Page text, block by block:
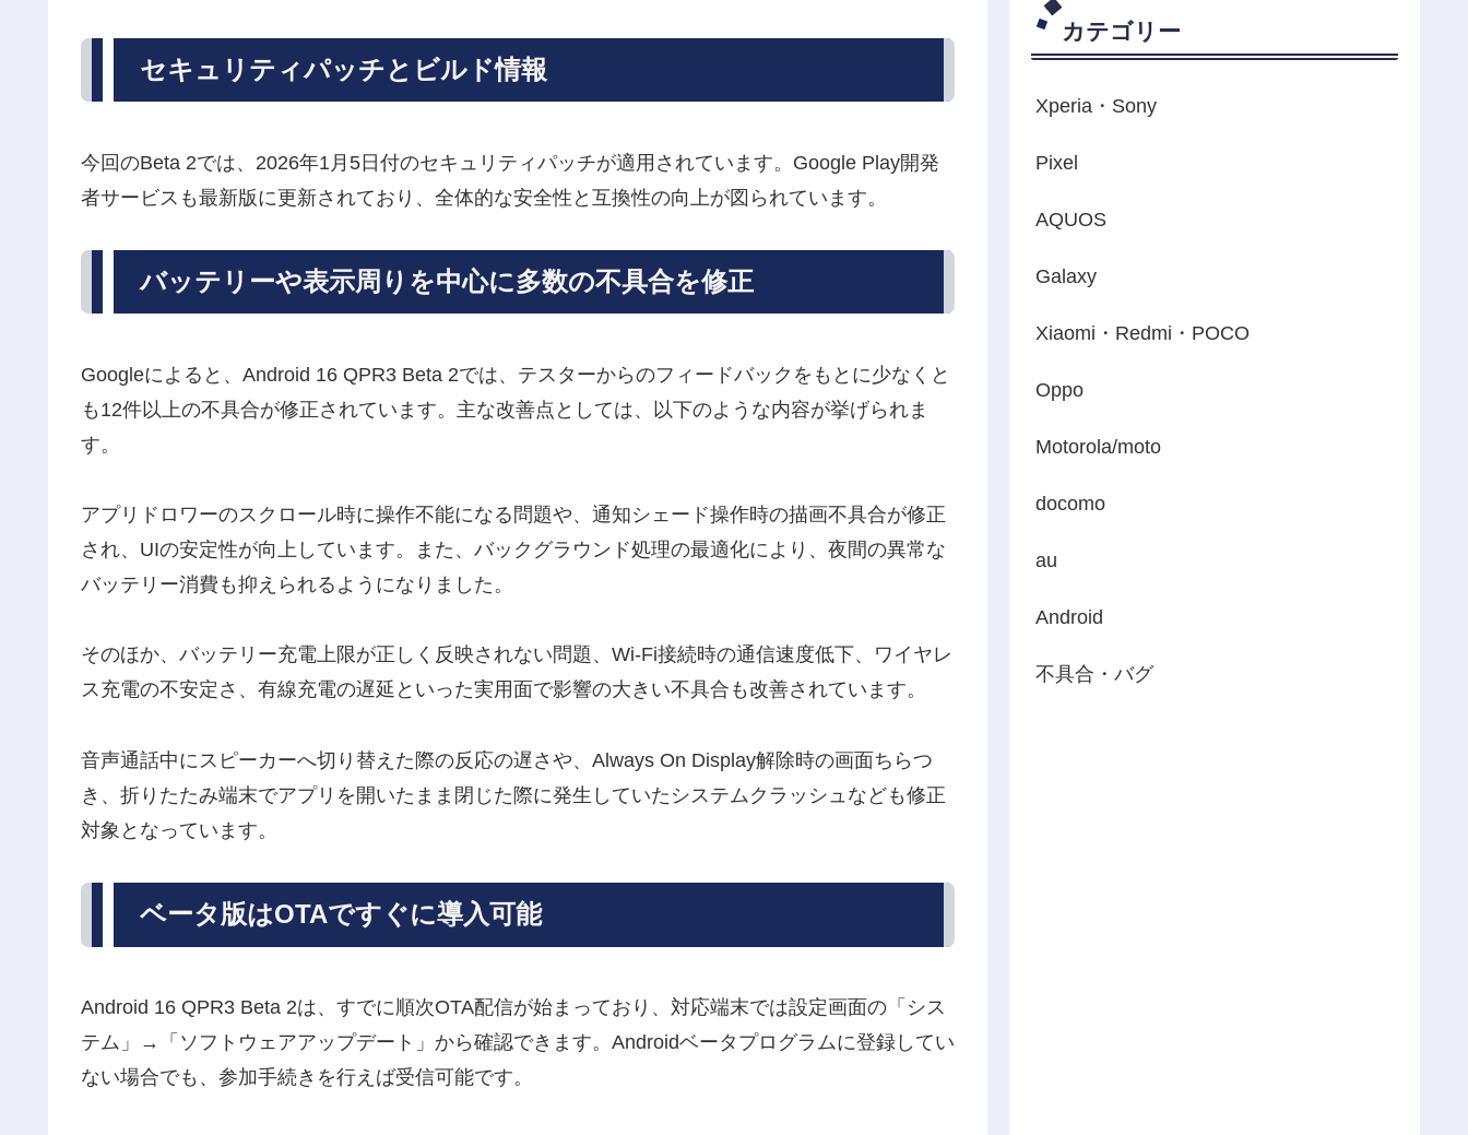
セキュリティパッチとビルド情報
今回のBeta 2では、2026年1月5日付のセキュリティパッチが適用されています。Google Play開発
者サービスも最新版に更新されており、全体的な安全性と互換性の向上が図られています。
バッテリーや表示周りを中心に多数の不具合を修正
Googleによると、Android 16 QPR3 Beta 2では、テスターからのフィードバックをもとに少なくと
も12件以上の不具合が修正されています。主な改善点としては、以下のような内容が挙げられま
す。
アプリドロワーのスクロール時に操作不能になる問題や、通知シェード操作時の描画不具合が修正
され、UIの安定性が向上しています。また、バックグラウンド処理の最適化により、夜間の異常な
バッテリー消費も抑えられるようになりました。
そのほか、バッテリー充電上限が正しく反映されない問題、Wi-Fi接続時の通信速度低下、ワイヤレ
ス充電の不安定さ、有線充電の遅延といった実用面で影響の大きい不具合も改善されています。
音声通話中にスピーカーへ切り替えた際の反応の遅さや、Always On Display解除時の画面ちらつ
き、折りたたみ端末でアプリを開いたまま閉じた際に発生していたシステムクラッシュなども修正
対象となっています。
ベータ版はOTAですぐに導入可能
Android 16 QPR3 Beta 2は、すでに順次OTA配信が始まっており、対応端末では設定画面の「シス
テム」→「ソフトウェアアップデート」から確認できます。Androidベータプログラムに登録してい
ない場合でも、参加手続きを行えば受信可能です。
カテゴリー
Xperia・Sony
Pixel
AQUOS
Galaxy
Xiaomi・Redmi・POCO
Oppo
Motorola/moto
docomo
au
Android
不具合・バグ